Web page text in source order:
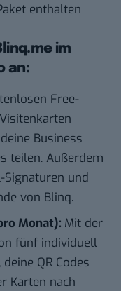
enthalten
im
an:
Free-
Business
teilen. Außerdem
und
von Blinq.
Monat): Mit der
fünf individuell
QR Codes
Karten nach